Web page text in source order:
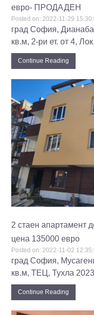
евро- ПРОДАДЕН
Posted on: 2022-11-29
град София,
кв.м, 2-ри ет. от 4,
Continue Reading
2 стаен апартамент
цена 135000 евро
Posted on: 2022-11-02
град София,
кв.м, ТЕЦ, Тухла
Continue Reading